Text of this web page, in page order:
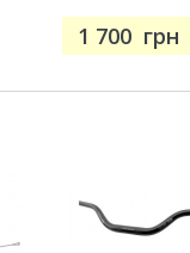
1 700 грн